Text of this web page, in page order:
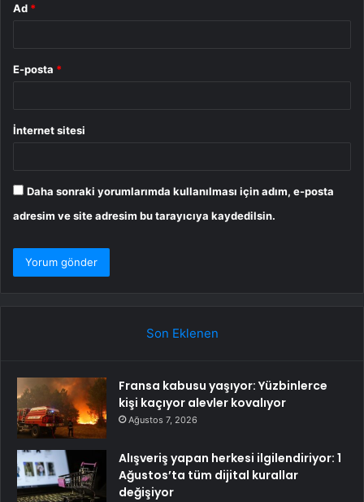
Ad *
E-posta *
İnternet sitesi
Daha sonraki yorumlarımda kullanılması için adım, e-posta
adresim ve site adresim bu tarayıcıya kaydedilsin.
Son Eklenen
Fransa kabusu yaşıyor: Yüzbinlerce
kişi kaçıyor alevler kovalıyor
Ağustos 7, 2026
Alışveriş yapan herkesi ilgilendiriyor: 1
Ağustos’ta tüm dijital kurallar
değişiyor